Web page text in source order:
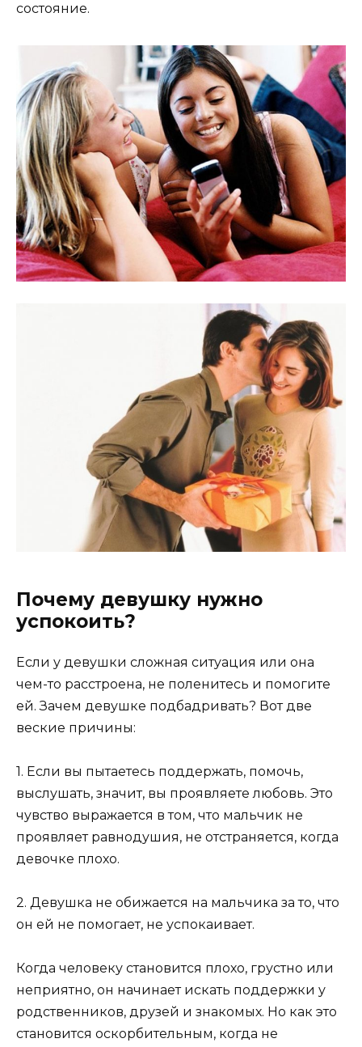
состояние.
Почему девушку нужно
успокоить?
Если у девушки сложная ситуация или она
чем-то расстроена, не поленитесь и помогите
ей. Зачем девушке подбадривать? Вот две
веские причины:
1. Если вы пытаетесь поддержать, помочь,
выслушать, значит, вы проявляете любовь. Это
чувство выражается в том, что мальчик не
проявляет равнодушия, не отстраняется, когда
девочке плохо.
2. Девушка не обижается на мальчика за то, что
он ей не помогает, не успокаивает.
Когда человеку становится плохо, грустно или
неприятно, он начинает искать поддержки у
родственников, друзей и знакомых. Но как это
становится оскорбительным, когда не